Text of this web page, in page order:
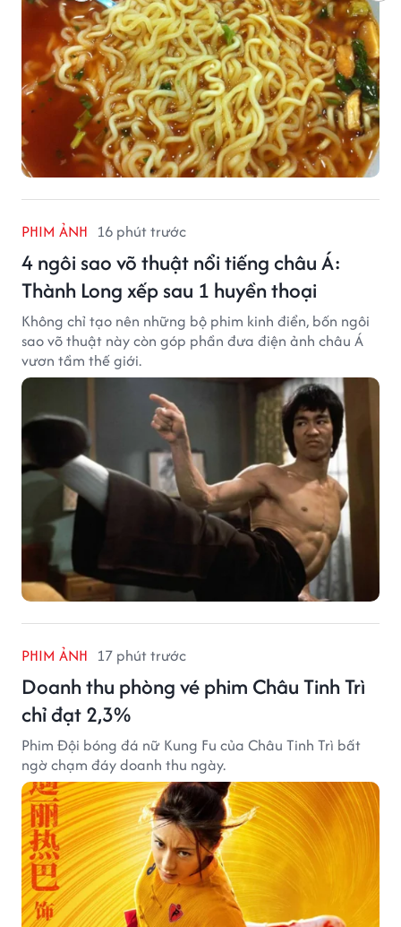
PHIM ẢNH 16 phút trước
4 ngôi sao võ thuật nổi tiếng châu Á:
Thành Long xếp sau 1 huyền thoại
Không chỉ tạo nên những bộ phim kinh điển, bốn ngôi
sao võ thuật này còn góp phần đưa điện ảnh châu Á
vươn tầm thế giới.
PHIM ẢNH 17 phút trước
Doanh thu phòng vé phim Châu Tinh Trì
chỉ đạt 2,3%
Phim Đội bóng đá nữ Kung Fu của Châu Tinh Trì bất
ngờ chạm đáy doanh thu ngày.